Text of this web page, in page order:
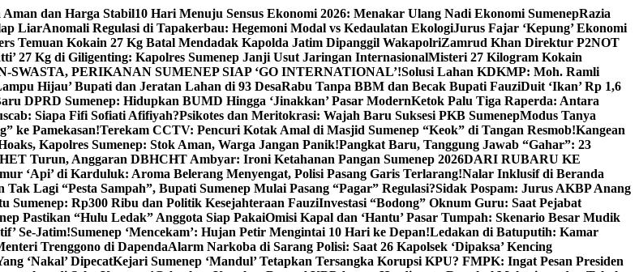
dan Harga Stabil10 Hari Menuju Sensus Ekonomi 2026: Menakar Ulang Nadi Ekonomi SumenepRazia
LiarAnomali Regulasi di Tapakerbau: Hegemoni Modal vs Kedaulatan EkologiJurus Fajar ‘Kepung’ Ekonomi
Temuan Kokain 27 Kg Batal Mendadak Kapolda Jatim Dipanggil WakapolriZamrud Khan Direktur P2NOT
27 Kg di Giligenting: Kapolres Sumenep Janji Usut Jaringan InternasionalMisteri 27 Kilogram Kokain
PERIKANAN SUMENEP SIAP ‘GO INTERNATIONAL’!Solusi Lahan KDKMP: Moh. Ramli
Hijau’ Bupati dan Jeratan Lahan di 93 DesaRabu Tanpa BBM dan Becak Bupati FauziDuit ‘Ikan’ Rp 1,6
DPRD Sumenep: Hidupkan BUMD Hingga ‘Jinakkan’ Pasar ModernKetok Palu Tiga Raperda: Antara
Siapa Fifi Sofiati Afifiyah?Psikotes dan Meritokrasi: Wajah Baru Suksesi PKB SumenepModus Tanya
ke Pamekasan!Terekam CCTV: Pencuri Kotak Amal di Masjid Sumenep “Keok” di Tangan Resmob!Kangean
Kapolres Sumenep: Stok Aman, Warga Jangan Panik!Pangkat Baru, Tanggung Jawab “Gahar”: 23
HET Turun, Anggaran DBHCHT Ambyar: Ironi Ketahanan Pangan Sumenep 2026DARI RUBARU KE
‘Api’ di Karduluk: Aroma Belerang Menyengat, Polisi Pasang Garis Terlarang!Nalar Inklusif di Beranda
Tak Lagi “Pesta Sampah”, Bupati Sumenep Mulai Pasang “Pagar” Regulasi?Sidak Pospam: Jurus AKBP Anang
Sumenep: Rp300 Ribu dan Politik Kesejahteraan FauziInvestasi “Bodong” Oknum Guru: Saat Pejabat
Pastikan “Hulu Ledak” Anggota Siap PakaiOmisi Kapal dan ‘Hantu’ Pasar Tumpah: Skenario Besar Mudik
Se-Jatim!Sumenep ‘Mencekam’: Hujan Petir Mengintai 10 Hari ke Depan!Ledakan di Batuputih: Kamar
Trenggono di DapendaAlarm Narkoba di Sarang Polisi: Saat 26 Kapolsek ‘Dipaksa’ Kencing
‘Nakal’ DipecatKejari Sumenep ‘Mandul’ Tetapkan Tersangka Korupsi KPU? FMPK: Ingat Pesan Presiden